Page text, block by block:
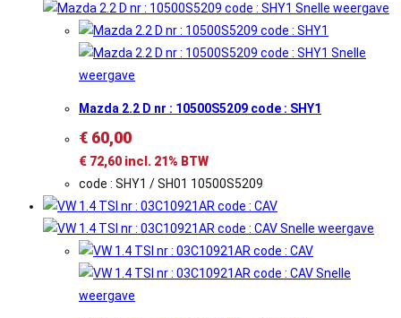
Snelle weergave
Snelle
weergave
Mazda 2.2 D nr : 10500S5209 code : SHY1
€ 60,00
€ 72,60 incl. 21% BTW
code : SHY1 / SH01 10500S5209
Snelle weergave
Snelle
weergave